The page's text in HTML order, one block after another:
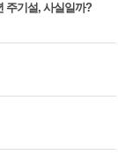
주기설, 사실일까?